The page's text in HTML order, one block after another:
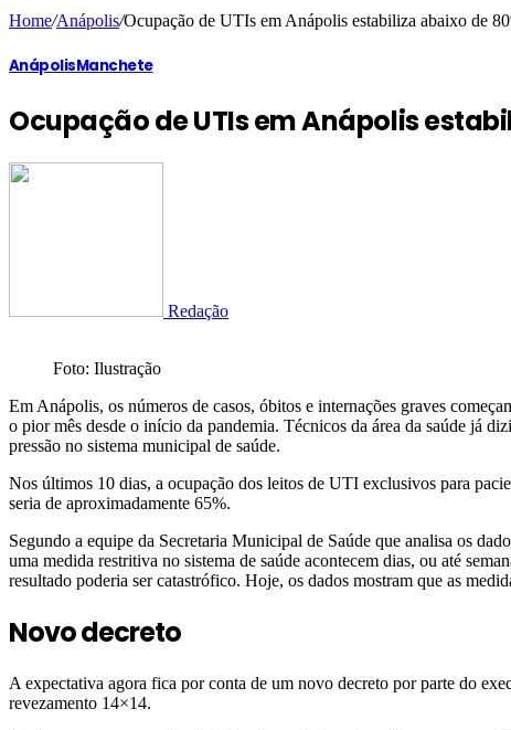
Home/Anápolis/Ocupação de UTIs em Anápolis estabiliza abaixo de
AnápolisManchete
Ocupação de UTIs em Anápolis
Redação
Foto: Ilustração
Em Anápolis, os números de casos, óbitos e internações graves
o pior mês desde o início da pandemia. Técnicos da área da saúde já
pressão no sistema municipal de saúde.
Nos últimos 10 dias, a ocupação dos leitos de UTI exclusivos para
seria de aproximadamente 65%.
Segundo a equipe da Secretaria Municipal de Saúde que analisa os
uma medida restritiva no sistema de saúde acontecem dias, ou até
resultado poderia ser catastrófico. Hoje, os dados mostram que as
Novo decreto
A expectativa agora fica por conta de um novo decreto por parte do
revezamento 14×14.